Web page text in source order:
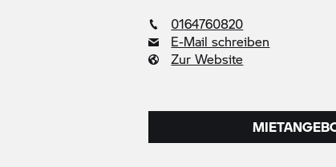
0164760820
E-Mail schreiben
Zur Website